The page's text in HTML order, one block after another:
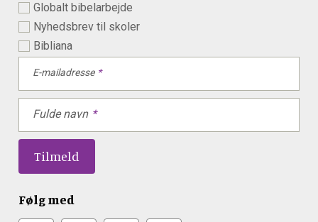
Globalt bibelarbejde
Nyhedsbrev til skoler
Bibliana
E-mailadresse
Fulde navn
Følg med